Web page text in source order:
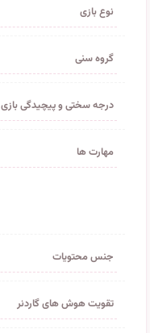
نوع بازی
گروه سنی
درجه سختی و پیچیدگی بازی
مهارت ها
جنس محتویات
تقویت هوش های گاردنر